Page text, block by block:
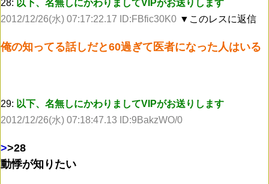
28: 以下、名無しにかわりましてVIPがお送りします
2012/12/26(水) 07:17:22.17 ID:FBfic30K0 ▼このレスに返信
俺の知ってる話しだと60過ぎて医者になった人はいる
29: 以下、名無しにかわりましてVIPがお送りします
2012/12/26(水) 07:18:47.13 ID:9BakzWO/0
>>28
動悸が知りたい